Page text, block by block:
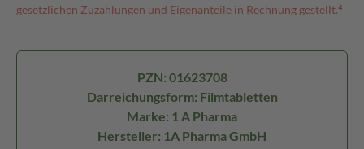
gesetzlichen Zuzahlungen und Eigenanteile in Rechnung gestellt.⁴
PZN: 01623708
Darreichungsform: Filmtabletten
Marke: 1 A Pharma
Hersteller: 1A Pharma GmbH